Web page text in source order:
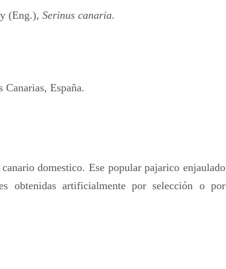
(Eng.), Serinus canaria.
España.
domestico. Ese popular pajarico enjaulado
obtenidas artificialmente por selección o por